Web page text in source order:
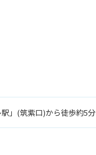
」(筑紫口)から徒歩約5分